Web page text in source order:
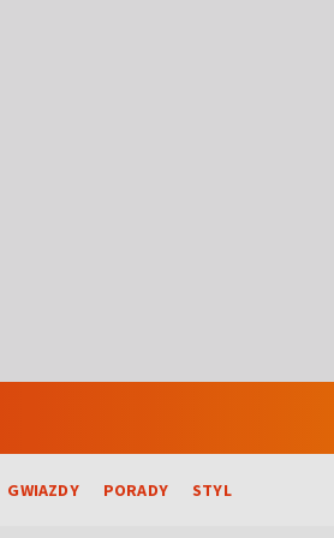
GWIAZDY PORADY STYL